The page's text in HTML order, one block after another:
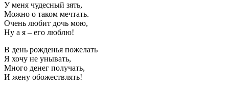
У меня чудесный зять,
Можно о таком мечтать.
Очень любит дочь мою,
Ну а я – его люблю!
В день рожденья пожелать
Я хочу не унывать,
Много денег получать,
И жену обожествлять!